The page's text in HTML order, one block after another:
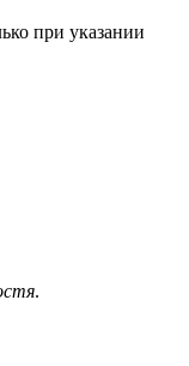
при указании
.